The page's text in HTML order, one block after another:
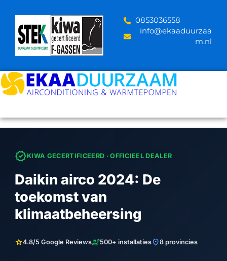
content
‪0853036558
info@ekaaduurzaa
m.nl
verifiedKIWA GECERTIFICEERD · OFFICIEEL DEALER
Daikin airco 2024: De
toekomst van
klimaatbeheersing
star4.8/5 Google Reviewsengineering500+ installatieslocation_on8 provincies